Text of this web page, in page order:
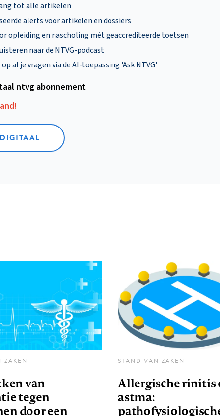
tot alle artikelen
alerts voor artikelen en dossiers
opleiding en nascholing mét geaccrediteerde toetsen
naar de NTVG-podcast
al je vragen via de AI-toepassing 'Ask NTVG'
ntvg abonnement
ZAKEN
van
tegen
door een
STAND VAN ZAKEN
Allergische rinitis
astma: